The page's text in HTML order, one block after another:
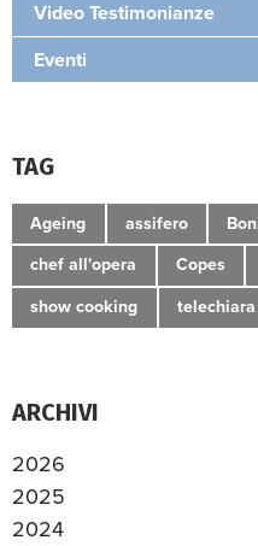
Video Testimonianze
Eventi
TAG
Ageing assifero
chef all'opera Copes
show cooking telechiara
ARCHIVI
2026
2025
2024